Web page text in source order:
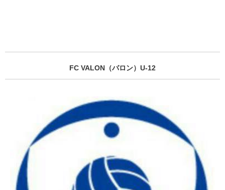
FC VALON（バロン）U-12